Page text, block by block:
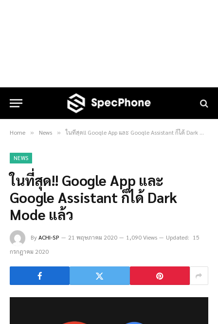
Home » News » ในที่สุด!! Google App และ Google Assistant ก็ได้ Dark Mode แล้ว
NEWS
ในที่สุด!! Google App และ
Google Assistant ก็ได้ Dark
Mode แล้ว
ByACHI-SP 21 พฤษภาคม 2020 1,090 Views Updated: 15
กรกฎาคม 2020